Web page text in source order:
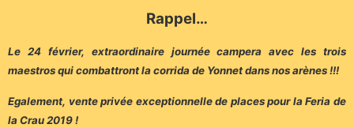
Rappel…
Le 24 février, extraordinaire journée campera avec les trois
maestros qui combattront la corrida de Yonnet dans nos arènes !!!
Egalement, vente privée exceptionnelle de places pour la Feria de
la Crau 2019 !